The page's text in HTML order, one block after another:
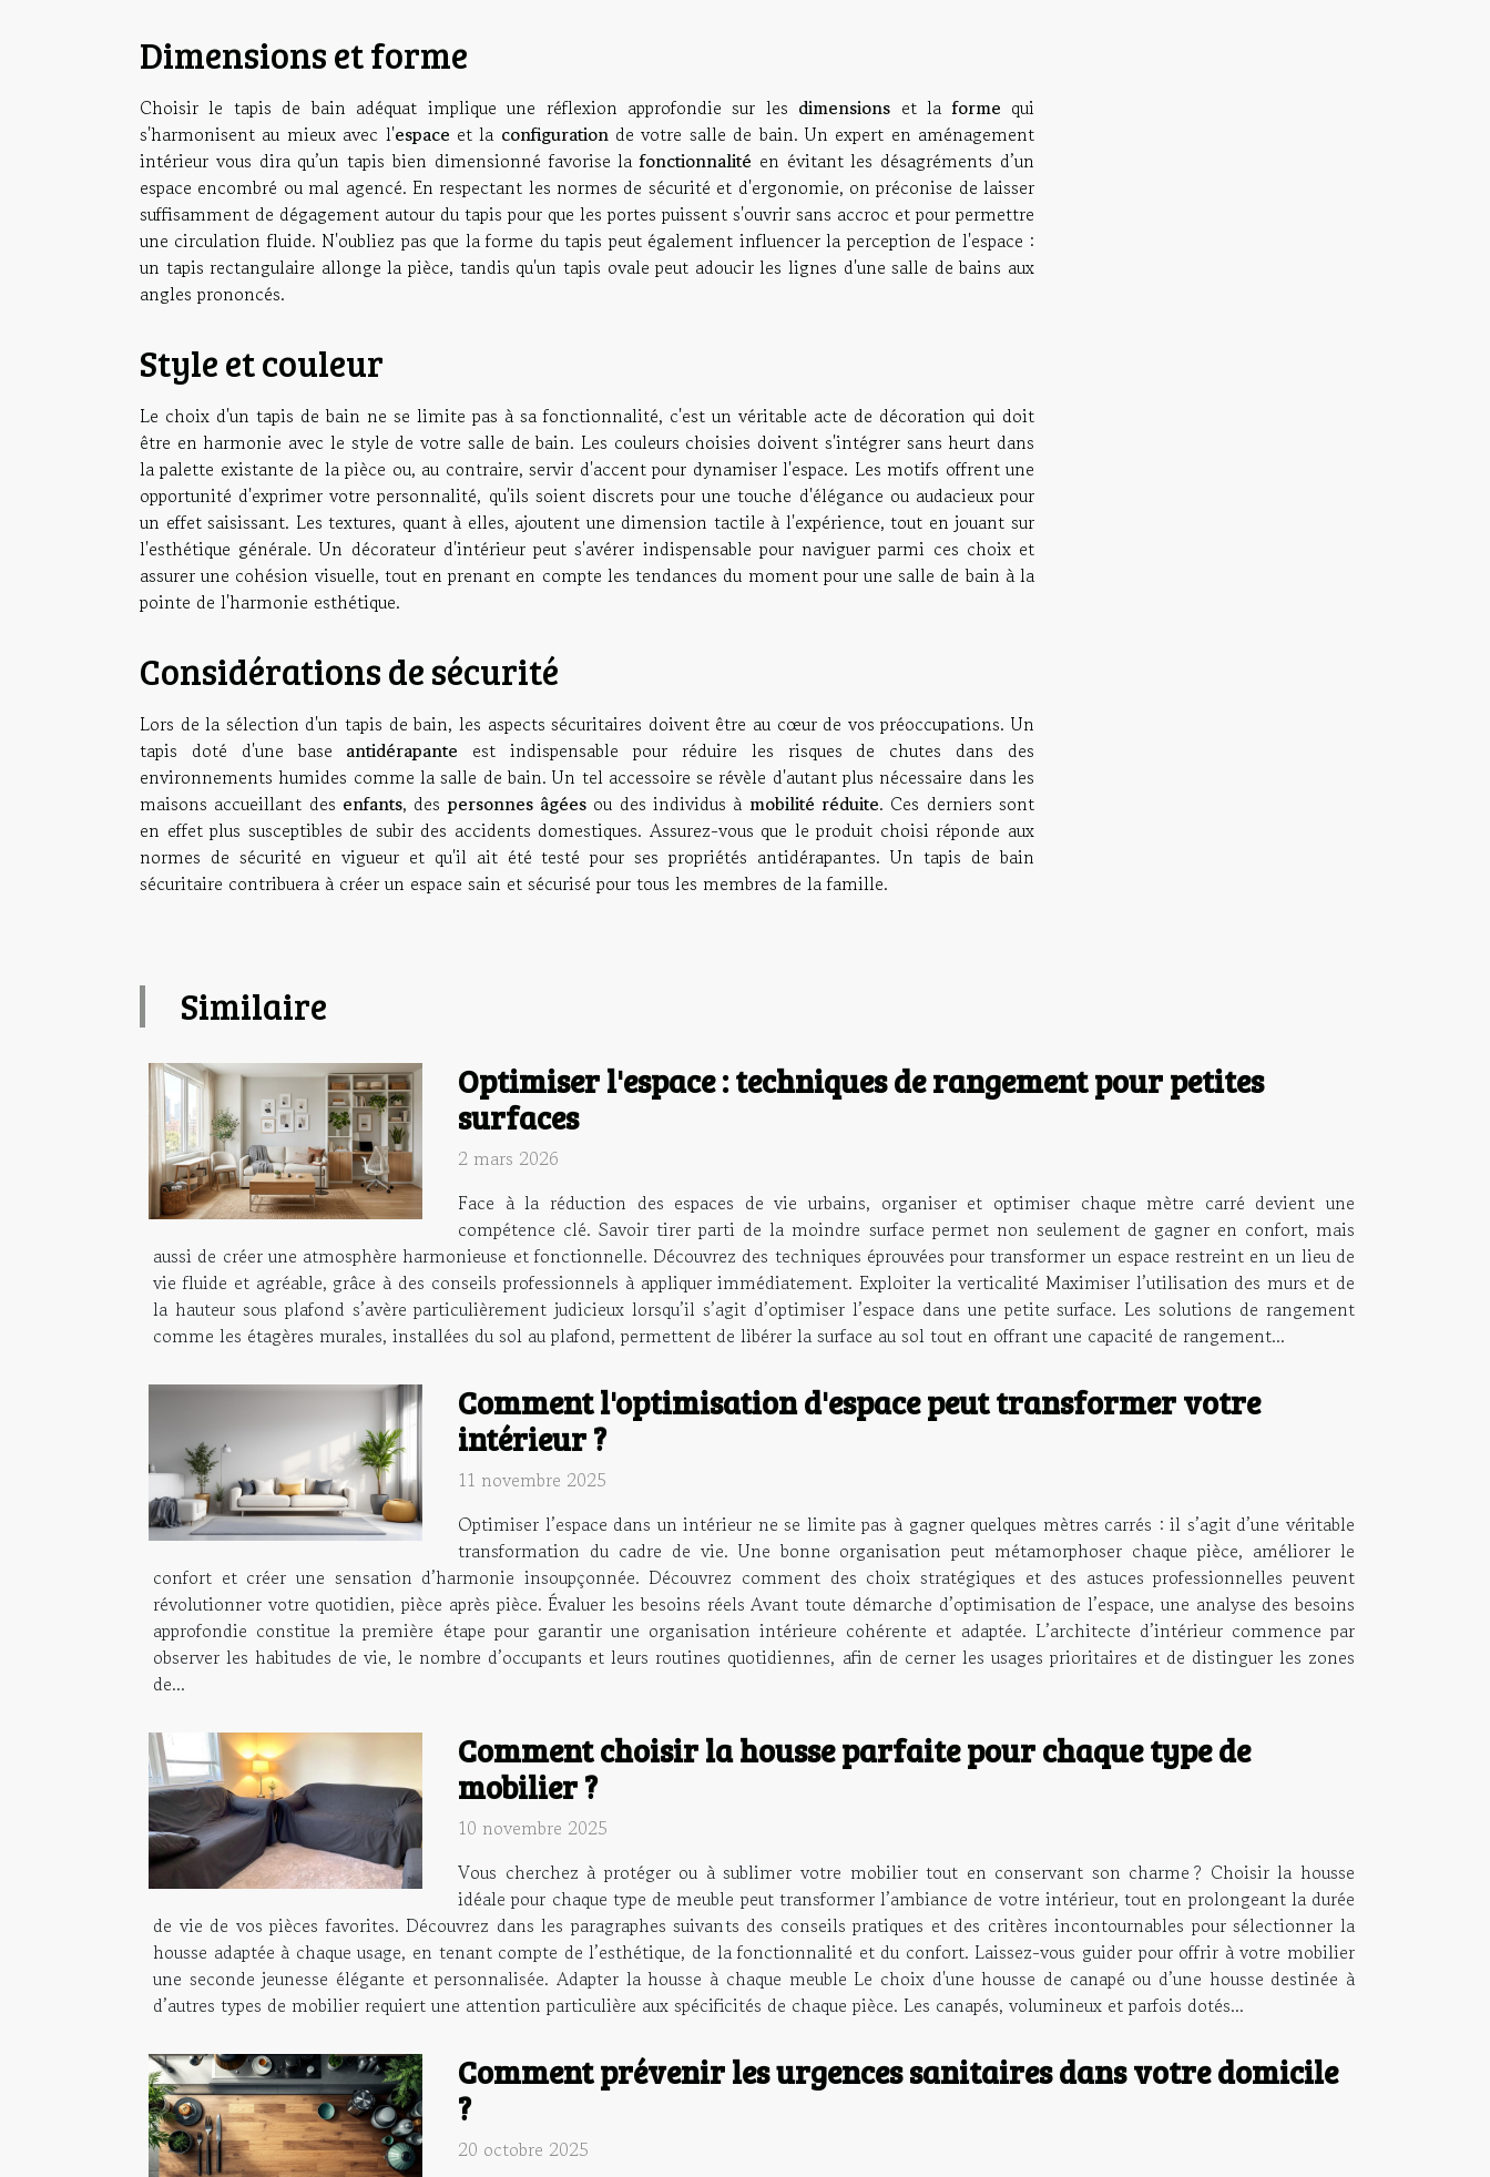
Dimensions et forme
Choisir le tapis de bain adéquat implique une réflexion approfondie sur les dimensions et laforme qui
s'harmonisent au mieux avec l'espace et la configurationde votre salle de bain. Un expert en aménagement
intérieur vous dira qu’un tapis bien dimensionné favorise lafonctionnalité en évitant les désagréments d’un
espace encombré ou mal agencé. En respectant les normes de sécurité et d'ergonomie, on préconise de laisser
suffisamment de dégagement autour du tapis pour que les portes puissent s'ouvrir sans accroc et pour permettre
une circulation fluide. N'oubliez pas que la forme du tapis peut également influencer la perception de l'espace :
un tapis rectangulaire allonge la pièce, tandis qu'un tapis ovale peut adoucir les lignes d'une salle de bains aux
angles prononcés.
Style et couleur
Le choix d'un tapis de bain ne se limite pas à sa fonctionnalité, c'est un véritable acte de décoration qui doit
être en harmonie avec le style de votre salle de bain. Les couleurs choisies doivent s'intégrer sans heurt dans
la palette existante de la pièce ou, au contraire, servir d'accent pour dynamiser l'espace. Les motifs offrent une
opportunité d'exprimer votre personnalité, qu'ils soient discrets pour une touche d'élégance ou audacieux pour
un effet saisissant. Les textures, quant à elles, ajoutent une dimension tactile à l'expérience, tout en jouant sur
l'esthétique générale. Un décorateur d'intérieur peut s'avérer indispensable pour naviguer parmi ces choix et
assurer une cohésion visuelle, tout en prenant en compte les tendances du moment pour une salle de bain à la
pointe de l'harmonie esthétique.
Considérations de sécurité
Lors de la sélection d'un tapis de bain, les aspects sécuritaires doivent être au cœur de vos préoccupations. Un
tapis doté d'une base antidérapante est indispensable pour réduire les risques de chutes dans des
environnements humides comme la salle de bain. Un tel accessoire se révèle d'autant plus nécessaire dans les
maisons accueillant des enfants, des personnes âgées ou des individus à mobilité réduite. Ces derniers sont
en effet plus susceptibles de subir des accidents domestiques. Assurez-vous que le produit choisi réponde aux
normes de sécurité en vigueur et qu'il ait été testé pour ses propriétés antidérapantes. Un tapis de bain
sécuritaire contribuera à créer un espace sain et sécurisé pour tous les membres de la famille.
Similaire
Optimiser l'espace : techniques de rangement pour petites
surfaces
2 mars 2026
Face à la réduction des espaces de vie urbains, organiser et optimiser chaque mètre carré devient une
compétence clé. Savoir tirer parti de la moindre surface permet non seulement de gagner en confort, mais
aussi de créer une atmosphère harmonieuse et fonctionnelle. Découvrez des techniques éprouvées pour transformer un espace restreint en un lieu de
vie fluide et agréable, grâce à des conseils professionnels à appliquer immédiatement. Exploiter la verticalité Maximiser l’utilisation des murs et de
la hauteur sous plafond s’avère particulièrement judicieux lorsqu’il s’agit d’optimiser l’espace dans une petite surface. Les solutions de rangement
comme les étagères murales, installées du sol au plafond, permettent de libérer la surface au sol tout en offrant une capacité de rangement...
Comment l'optimisation d'espace peut transformer votre
intérieur ?
11 novembre 2025
Optimiser l’espace dans un intérieur ne se limite pas à gagner quelques mètres carrés : il s’agit d’une véritable
transformation du cadre de vie. Une bonne organisation peut métamorphoser chaque pièce, améliorer le
confort et créer une sensation d’harmonie insoupçonnée. Découvrez comment des choix stratégiques et des astuces professionnelles peuvent
révolutionner votre quotidien, pièce après pièce. Évaluer les besoins réels Avant toute démarche d’optimisation de l’espace, une analyse des besoins
approfondie constitue la première étape pour garantir une organisation intérieure cohérente et adaptée. L’architecte d’intérieur commence par
observer les habitudes de vie, le nombre d’occupants et leurs routines quotidiennes, afin de cerner les usages prioritaires et de distinguer les zones
de...
Comment choisir la housse parfaite pour chaque type de
mobilier ?
10 novembre 2025
Vous cherchez à protéger ou à sublimer votre mobilier tout en conservant son charme ? Choisir la housse
idéale pour chaque type de meuble peut transformer l’ambiance de votre intérieur, tout en prolongeant la durée
de vie de vos pièces favorites. Découvrez dans les paragraphes suivants des conseils pratiques et des critères incontournables pour sélectionner la
housse adaptée à chaque usage, en tenant compte de l’esthétique, de la fonctionnalité et du confort. Laissez-vous guider pour offrir à votre mobilier
une seconde jeunesse élégante et personnalisée. Adapter la housse à chaque meuble Le choix d'une housse de canapé ou d’une housse destinée à
d’autres types de mobilier requiert une attention particulière aux spécificités de chaque pièce. Les canapés, volumineux et parfois dotés...
Comment prévenir les urgences sanitaires dans votre domicile
?
20 octobre 2025